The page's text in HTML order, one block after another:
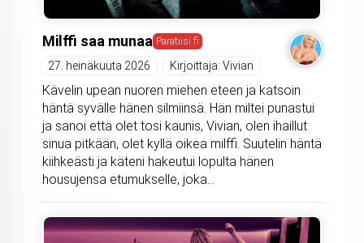
Milffi saa munaa Paratiisi fi
27. heinäkuuta 2026 Kirjoittaja: Vivian
Kävelin upean nuoren miehen eteen ja katsoin
häntä syvälle hänen silmiinsä. Hän miltei punastui
ja sanoi että olet tosi kaunis, Vivian, olen ihaillut
sinua pitkään, olet kyllä oikea milffi. Suutelin häntä
kiihkeästi ja käteni hakeutui lopulta hänen
housujensa etumukselle, joka...